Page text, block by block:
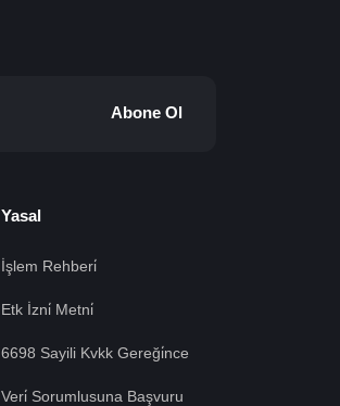
Abone Ol
Yasal
İşlem Rehberi̇
Etk İzni̇ Metni̇
6698 Sayili Kvkk Gereği̇nce
Veri̇ Sorumlusuna Başvuru